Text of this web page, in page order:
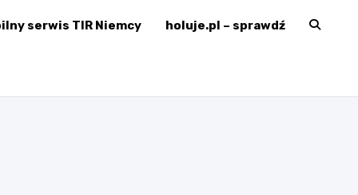
serwis TIR Niemcy holuje.pl – sprawdź